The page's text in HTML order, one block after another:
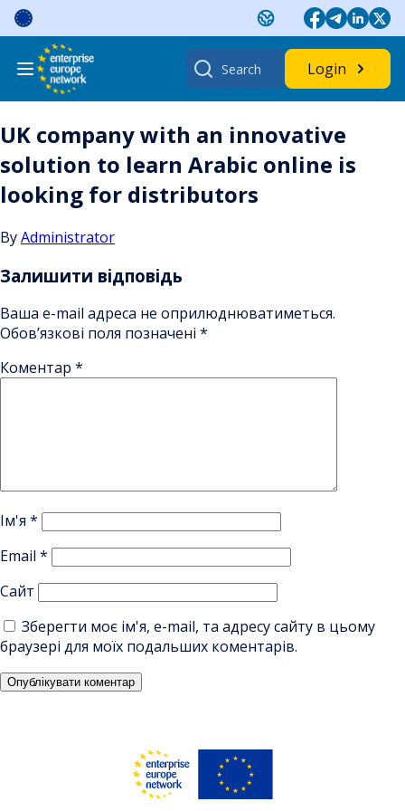
Skip
content
Search
for:
Login
UK company with an innovative
solution to learn Arabic online is
looking for distributors
ByAdministrator
Залишити відповідь
Ваша e-mail адреса не оприлюднюватиметься.
Обов’язкові поля позначені *
Коментар *
Ім'я *
Email *
Сайт
Зберегти моє ім'я, e-mail, та адресу сайту в цьому
браузері для моїх подальших коментарів.